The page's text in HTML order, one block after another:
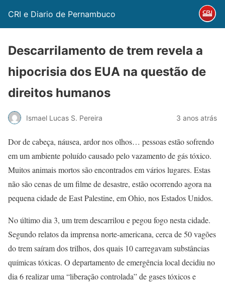
CRI e Diario de Pernambuco
Descarrilamento de trem revela a
hipocrisia dos EUA na questão de
direitos humanos
Ismael Lucas S. Pereira 3 anos atrás
Dor de cabeça, náusea, ardor nos olhos… pessoas estão sofrendo
em um ambiente poluído causado pelo vazamento de gás tóxico.
Muitos animais mortos são encontrados em vários lugares. Estas
não são cenas de um filme de desastre, estão ocorrendo agora na
pequena cidade de East Palestine, em Ohio, nos Estados Unidos.
No último dia 3, um trem descarrilou e pegou fogo nesta cidade.
Segundo relatos da imprensa norte-americana, cerca de 50 vagões
do trem saíram dos trilhos, dos quais 10 carregavam substâncias
químicas tóxicas. O departamento de emergência local decidiu no
dia 6 realizar uma “liberação controlada” de gases tóxicos e